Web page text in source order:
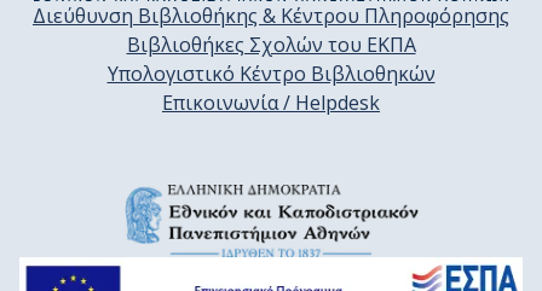
Διεύθυνση Βιβλιοθήκης & Κέντρου Πληροφόρησης
Βιβλιοθήκες Σχολών του ΕΚΠΑ
Υπολογιστικό Κέντρο Βιβλιοθηκών
Επικοινωνία / Helpdesk